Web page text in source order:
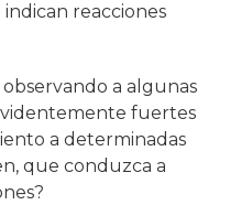
reacciones
a algunas
fuertes
a determinadas
que conduzca a